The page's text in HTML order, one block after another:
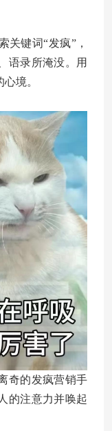
关键词“发疯”，
语录所淹没。用
境。
奇的发疯营销手
的注意力并唤起